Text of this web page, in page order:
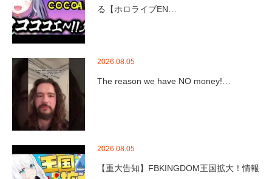
る【ホロライブEN…
2026.08.05
The reason we have NO money!…
2026.08.05
【重大告知】FBKINGDOM王国拡大！情報